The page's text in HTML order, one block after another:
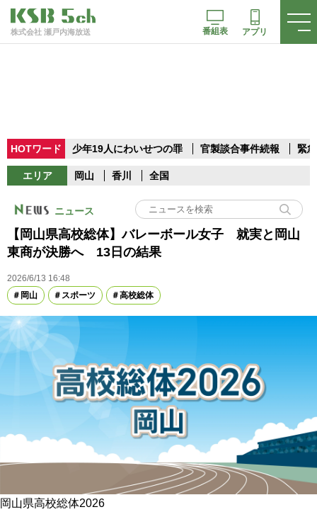
株式会社 瀬戸内海放送 番組表 アプリ
HOTワード 少年19人にわいせつの罪 官製談合事件続報 緊
エリア 岡山 香川 全国
ニュース
【岡山県高校総体】バレーボール女子 就実と岡山
東商が決勝へ 13日の結果
2026/6/13 16:48
岡山
スポーツ 高校総体
岡山県高校総体2026